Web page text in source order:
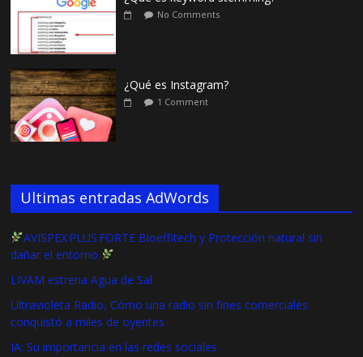
No Comments
¿Qué es Instagram?
1 Comment
Ultimas entradas AdWords
AVISPEX PLUS FORTE Bioeffitech y Protección natural sin
dañar el entorno
LIVAM estrena Agua de Sal
Ultravioleta Radio, Cómo una radio sin fines comerciales
conquistó a miles de oyentes
IA: Su importancia en las redes sociales